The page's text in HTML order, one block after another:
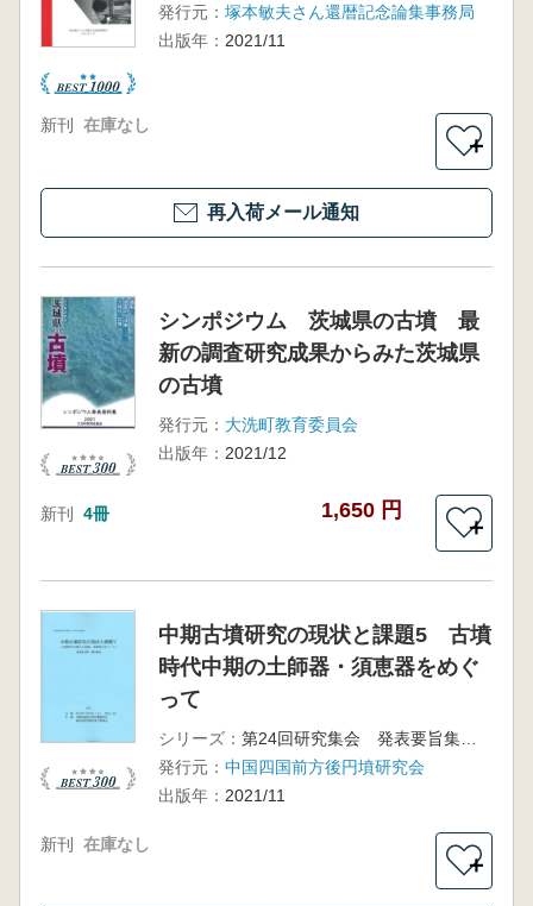
発行元： 塚本敏夫さん還暦記念論集事務局
出版年： 2021/11
新刊 在庫なし
＋
再入荷メール通知
シンポジウム 茨城県の古墳 最
新の調査研究成果からみた茨城県
の古墳
発行元： 大洗町教育委員会
出版年： 2021/12
新刊 4冊 1,650 円
＋
中期古墳研究の現状と課題5 古墳
時代中期の土師器・須恵器をめぐ
って
シリーズ：
第24回研究集会 発表要旨集・資料集
発行元： 中国四国前方後円墳研究会
出版年： 2021/11
新刊 在庫なし
＋